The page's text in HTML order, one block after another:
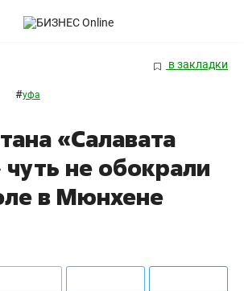
в закладки
#уфа
«Салавата
не обокрали
в Мюнхене